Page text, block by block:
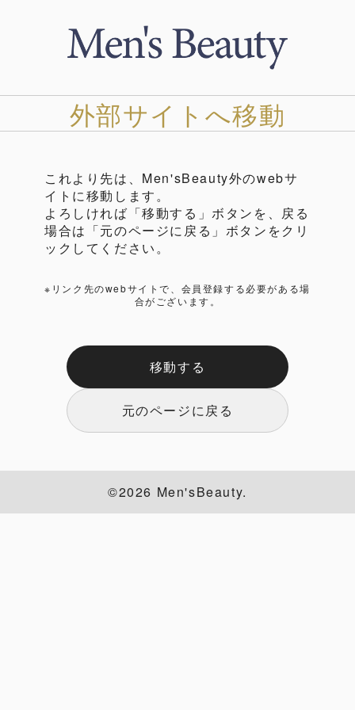
外部サイトへ移動
これより先は、Men'sBeauty外のwebサ
イトに移動します。
よろしければ「移動する」ボタンを、戻る
場合は「元のページに戻る」ボタンをクリ
ックしてください。
※リンク先のwebサイトで、会員登録する必要がある場
合がございます。
移動する
元のページに戻る
©2026 Men'sBeauty.